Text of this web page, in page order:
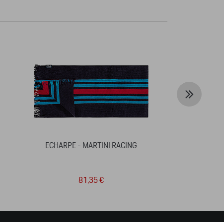
ECHARPE - MARTINI RACING
81,35 €